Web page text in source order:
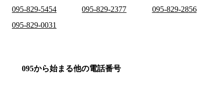
095-829-5454
095-829-2377
095-829-2856
095-829-0031
095から始まる他の電話番号